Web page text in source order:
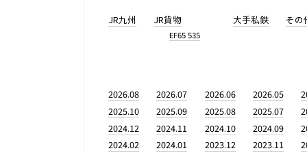
JR九州 JR貨物
EF65 535
大手私鉄 その
2026.08 2026.07 2026.06 2026.05
2025.10
2025.09 2025.08 2025.07
2024.12
2024.11 2024.10 2024.09
2024.02
2024.01 2023.12 2023.11